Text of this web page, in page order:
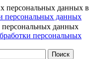
персональных данных в
персональных данных
персональных данных
персональных